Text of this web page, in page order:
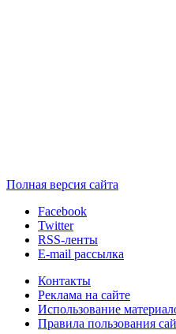
Полная версия сайта
Facebook
Twitter
RSS-ленты
E-mail рассылка
Контакты
Реклама на сайте
Использование
Правила пользования